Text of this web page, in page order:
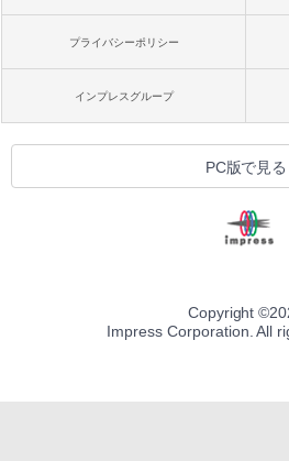
プライバシーポリシー
インプレスグループ
PC版で見る
Copyright ©
Impress Corporation. All